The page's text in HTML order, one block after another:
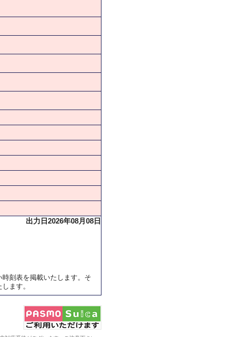
出力日2026年08月08日
刻表を掲載いたします。そ
ます。